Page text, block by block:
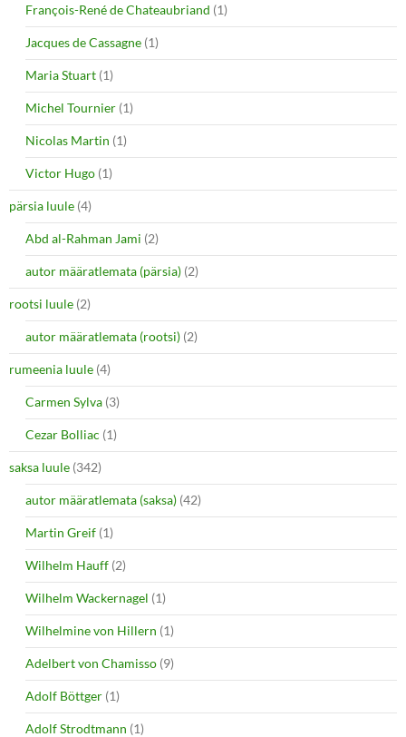
François-René de Chateaubriand (1)
Jacques de Cassagne (1)
Maria Stuart (1)
Michel Tournier (1)
Nicolas Martin (1)
Victor Hugo (1)
pärsia luule (4)
Abd al-Rahman Jami (2)
autor määratlemata (pärsia) (2)
rootsi luule (2)
autor määratlemata (rootsi) (2)
rumeenia luule (4)
Carmen Sylva (3)
Cezar Bolliac (1)
saksa luule (342)
autor määratlemata (saksa) (42)
Martin Greif (1)
Wilhelm Hauff (2)
Wilhelm Wackernagel (1)
Wilhelmine von Hillern (1)
Adelbert von Chamisso (9)
Adolf Böttger (1)
Adolf Strodtmann (1)